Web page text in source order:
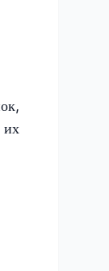
их